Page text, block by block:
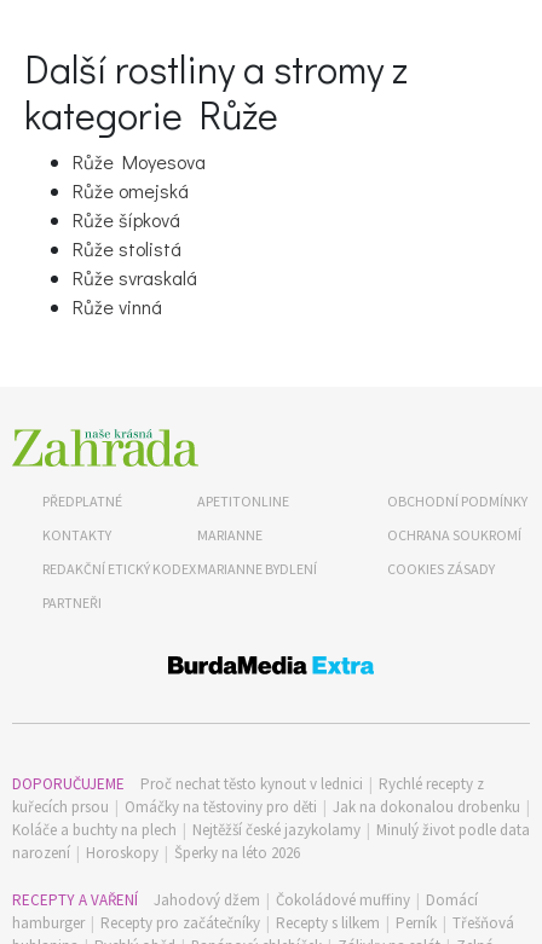
65 Kč
Objednat >
Další rostliny a stromy z
kategorie Růže
Růže Moyesova
Růže omejská
Růže šípková
Růže stolistá
Růže svraskalá
Růže vinná
PŘEDPLATNÉ
KONTAKTY
REDAKČNÍ ETICKÝ KODEX
PARTNEŘI
APETITONLINE
MARIANNE
MARIANNE BYDLENÍ
OBCHODNÍ PODMÍNKY
OCHRANA SOUKROMÍ
COOKIES ZÁSADY
DOPORUČUJEME Proč nechat těsto kynout v lednici | Rychlé recepty z
kuřecích prsou | Omáčky na těstoviny pro děti | Jak na dokonalou drobenku |
Koláče a buchty na plech | Nejtěžší české jazykolamy | Minulý život podle data
narození | Horoskopy | Šperky na léto 2026
RECEPTY A VAŘENÍ Jahodový džem | Čokoládové muffiny | Domácí
hamburger | Recepty pro začátečníky | Recepty s lilkem | Perník | Třešňová